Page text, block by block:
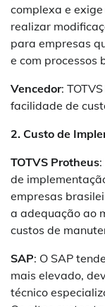
complexa e
realizar
para empresas
e com processos
Vencedor:
facilidade de
2. Custo de
TOTVS Protheus
de
empresas
a adequação ao
custos de
SAP: O SAP
mais elevado,
técnico